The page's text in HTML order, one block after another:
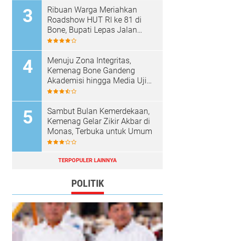
Ribuan Warga Meriahkan
Roadshow HUT RI ke 81 di
Bone, Bupati Lepas Jalan
Santai
Menuju Zona Integritas,
Kemenag Bone Gandeng
Akademisi hingga Media Uji
Standar Pelayanan
Sambut Bulan Kemerdekaan,
Kemenag Gelar Zikir Akbar di
Monas, Terbuka untuk Umum
TERPOPULER LAINNYA
POLITIK